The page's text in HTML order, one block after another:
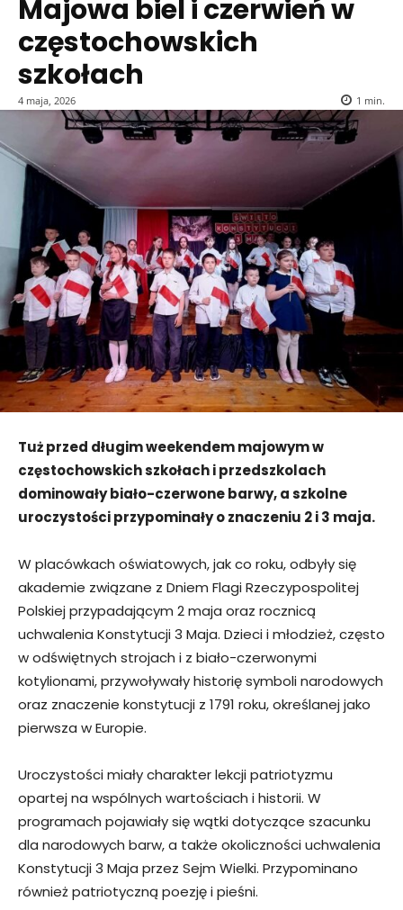
Majowa biel i czerwień w
częstochowskich
szkołach
4 maja, 2026 1 min.
Tuż przed długim weekendem majowym w
częstochowskich szkołach i przedszkolach
dominowały biało-czerwone barwy, a szkolne
uroczystości przypominały o znaczeniu 2 i 3 maja.
W placówkach oświatowych, jak co roku, odbyły się
akademie związane z Dniem Flagi Rzeczypospolitej
Polskiej przypadającym 2 maja oraz rocznicą
uchwalenia Konstytucji 3 Maja. Dzieci i młodzież, często
w odświętnych strojach i z biało-czerwonymi
kotylionami, przywoływały historię symboli narodowych
oraz znaczenie konstytucji z 1791 roku, określanej jako
pierwsza w Europie.
Uroczystości miały charakter lekcji patriotyzmu
opartej na wspólnych wartościach i historii. W
programach pojawiały się wątki dotyczące szacunku
dla narodowych barw, a także okoliczności uchwalenia
Konstytucji 3 Maja przez Sejm Wielki. Przypominano
również patriotyczną poezję i pieśni.